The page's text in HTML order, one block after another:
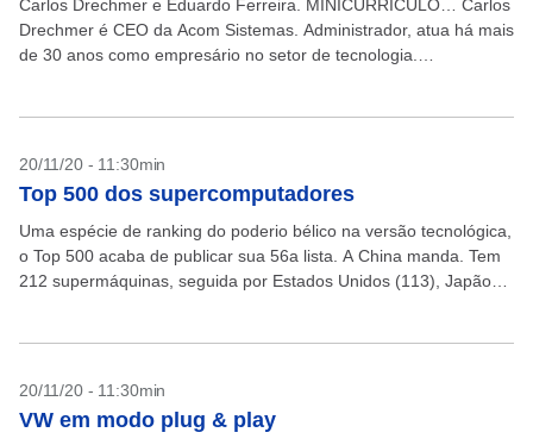
Carlos Drechmer e Eduardo Ferreira. MINICURRÍCULO… Carlos
Drechmer é CEO da Acom Sistemas. Administrador, atua há mais
de 30 anos como empresário no setor de tecnologia.
20/11/20 - 11:30min
Top 500 dos supercomputadores
Uma espécie de ranking do poderio bélico na versão tecnológica,
o Top 500 acaba de publicar sua 56a lista. A China manda. Tem
212 supermáquinas, seguida por Estados Unidos (113), Japão
20/11/20 - 11:30min
VW em modo plug & play